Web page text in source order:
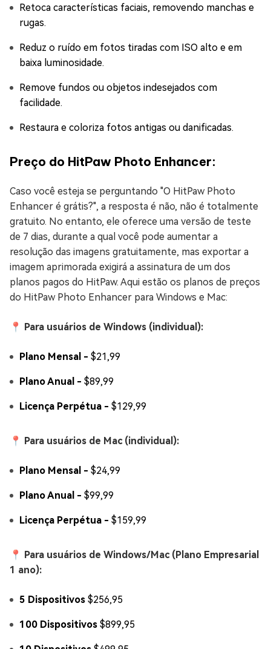
Retoca características faciais, removendo manchas e
rugas.
Reduz o ruído em fotos tiradas com ISO alto e em
baixa luminosidade.
Remove fundos ou objetos indesejados com
facilidade.
Restaura e coloriza fotos antigas ou danificadas.
Preço do HitPaw Photo Enhancer:
Caso você esteja se perguntando "O HitPaw Photo
Enhancer é grátis?", a resposta é não, não é totalmente
gratuito. No entanto, ele oferece uma versão de teste
de 7 dias, durante a qual você pode aumentar a
resolução das imagens gratuitamente, mas exportar a
imagem aprimorada exigirá a assinatura de um dos
planos pagos do HitPaw. Aqui estão os planos de preços
do HitPaw Photo Enhancer para Windows e Mac:
📍 Para usuários de Windows (individual):
Plano Mensal - $21,99
Plano Anual - $89,99
Licença Perpétua - $129,99
📍 Para usuários de Mac (individual):
Plano Mensal - $24,99
Plano Anual - $99,99
Licença Perpétua - $159,99
📍 Para usuários de Windows/Mac (Plano Empresarial
1 ano):
5 Dispositivos $256,95
100 Dispositivos $899,95